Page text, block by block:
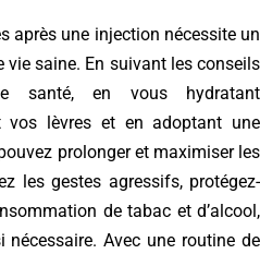
après une injection nécessite un
saine. En suivant les conseils
santé, en vous hydratant
vos lèvres et en adoptant une
prolonger et maximiser les
les gestes agressifs, protégez-
de tabac et d’alcool,
nécessaire. Avec une routine de